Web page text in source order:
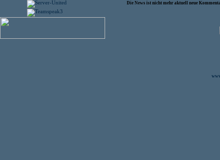
Die News ist nicht mehr aktuell neue